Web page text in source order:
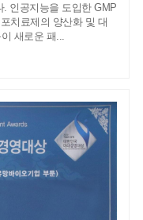
인공지능을 도입한 GMP
치료제의 양산화 및 대
새로운 패...